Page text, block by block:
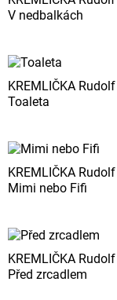
V nedbalkách
KREMLIČKA Rudolf
Toaleta
KREMLIČKA Rudolf
Mimi nebo Fifi
KREMLIČKA Rudolf
Před zrcadlem